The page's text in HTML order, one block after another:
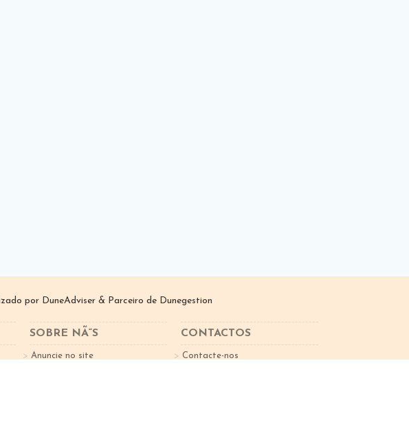
por DuneAdviser & Parceiro de Dunegestion
SOBRE NÃ“S
Anuncie no site
CONTACTOS
Contacte-nos